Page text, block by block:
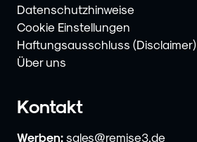
Datenschutzhinweise
Cookie Einstellungen
Haftungsausschluss (Disclaimer)
Über uns
Kontakt
Werben: sales@remise3.de